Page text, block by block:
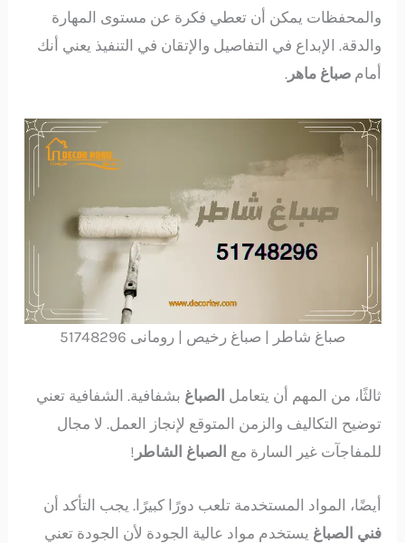
والمحفظات يمكن أن تعطي فكرة عن مستوى المهارة
والدقة. الإبداع في التفاصيل والإتقان في التنفيذ يعني أنك
أمامصباغ ماهر.
صباغ شاطر | صباغ رخيص | رومانى 51748296
ثالثًا، من المهم أن يتعامل الصباغ بشفافية. الشفافية تعني
توضيح التكاليف والزمن المتوقع لإنجاز العمل. لا مجال
للمفاجآت غير السارة مع الصباغ الشاطر !
أيضًا، المواد المستخدمة تلعب دورًا كبيرًا. يجب التأكد أن
فني الصباغ يستخدم مواد عالية الجودة لأن الجودة تعني